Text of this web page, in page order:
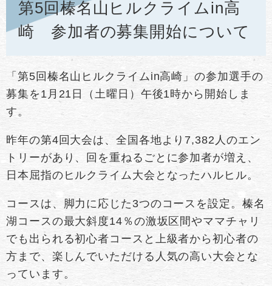
第5回榛名山ヒルクライムin高
崎 参加者の募集開始について
「第5回榛名山ヒルクライムin高崎」の参加選手の
募集を1月21日（土曜日）午後1時から開始しま
す。
昨年の第4回大会は、全国各地より7,382人のエン
トリーがあり、回を重ねるごとに参加者が増え、
日本屈指のヒルクライム大会となったハルヒル。
コースは、脚力に応じた3つのコースを設定。榛名
湖コースの最大斜度14％の激坂区間やママチャリ
でも出られる初心者コースと上級者から初心者の
方まで、楽しんでいただける人気の高い大会とな
っています。